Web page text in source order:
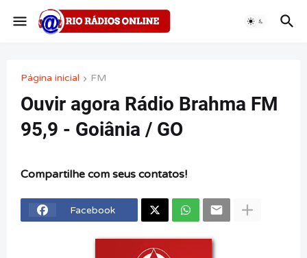
Página inicial FM
Ouvir agora Rádio Brahma FM
95,9 - Goiânia / GO
Compartilhe com seus contatos!
Facebook